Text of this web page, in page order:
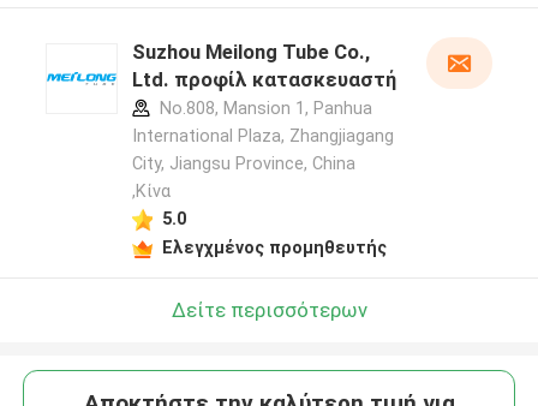
Suzhou Meilong Tube Co.,
Ltd. προφίλ κατασκευαστή
No.808, Mansion 1, Panhua
International Plaza, Zhangjiagang
City, Jiangsu Province, China
,Κίνα
5.0
Ελεγχμένος προμηθευτής
Δείτε περισσότερων